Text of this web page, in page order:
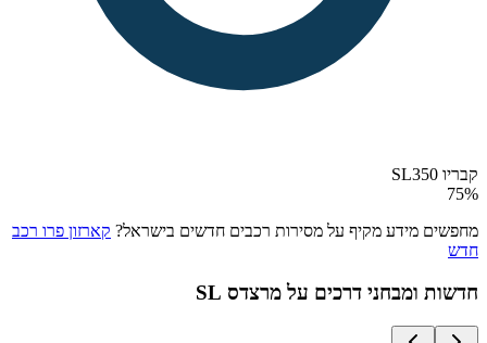
קבריו SL350
75%
מחפשים מידע מקיף על מסירות רכבים חדשים בישראל? קארזון פרו רכב
חדש
חדשות ומבחני דרכים על מרצדס SL